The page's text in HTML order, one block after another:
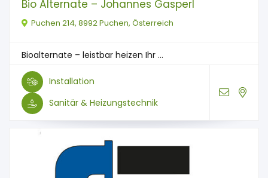
Bio Alternate – Johannes Gasperl
Puchen 214, 8992 Puchen, Österreich
Bioalternate – leistbar heizen Ihr ...
Installation
Sanitär & Heizungstechnik